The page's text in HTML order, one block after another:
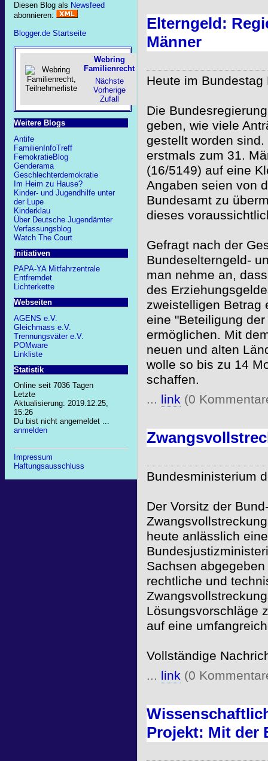
Diesen Blog als Newsfeed
abonnieren:
Blogger.de Startseite
Webring
Familienrecht
Nächste
Vorherige
Zufall
Weitere Blogs
Antife
FamilienInfoTreff
FemokratieBlog
Genderama
Geschlechterdemokratie
Im Heim zu Hause?
Kinder- und Jugendhilfe unter
der Lupe
Kinderklau
Über Deutsche Jugendämter
Verfassungsblog
Watch The Court
Initiativen
PAPA-YA Mitfahrzentrale
Entfremdet
Lichterkette
Webseiten
AGENS e.V.
Gleichmass e.V.
Trennungsväter e.V.
POMware
Linkliste
Statistik
Online seit 7036 Tagen
Letzte
Aktualisierung: 2019.12.25,
15:26
Du bist nicht angemeldet ...
anmelden
Impressum
Haftungsausschluss
Elterngeld:
Männer
Heute im Bundestag
Die
geben, wie viele
gestellt worden
erstmals zum 31.
(16/5149) auf eine
Angaben seien von
Bundesamt zu
dieses
Gefragt nach der
Bundeselterngeld-
man nehme an,
des
zweistelligen Betrag
eine "Beteiligung
ermöglichen. Mit
neuen und alten
wolle so bis zu 14
schaffen.
... link(0
Bundesministerium
Der Vorsitz der
heute anlässlich
Sachsen
rechtliche und
Lösungsvorschläge
auf eine
Vollständige
... link(0
Projekt: Mit der